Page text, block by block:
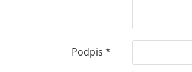
Podpis *